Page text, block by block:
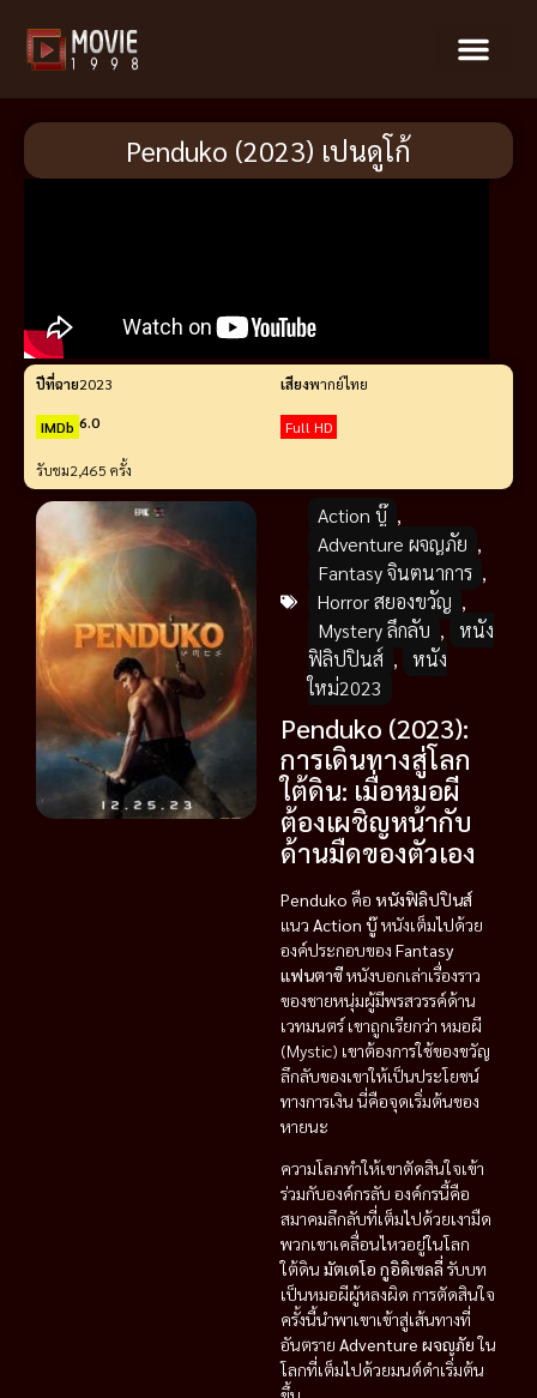
Penduko (2023) เปนดูโก้
ปีที่ฉาย2023 เสียงพากย์ไทย
IMDb 6.0 Full HD
รับชม2,465 ครั้ง
Action บู๊ ,
Adventure ผจญภัย ,
Fantasy จินตนาการ ,
Horror สยองขวัญ ,
Mystery ลึกลับ ,
หนัง
ฟิลิปปินส์ ,
หนัง
ใหม่2023
Penduko (2023):
การเดินทางสู่โลก
ใต้ดิน: เมื่อหมอผี
ต้องเผชิญหน้ากับ
ด้านมืดของตัวเอง
Penduko คือ หนังฟิลิปปินส์
แนว Action บู๊หนังเต็มไปด้วย
องค์ประกอบของ Fantasy
แฟนตาซีหนังบอกเล่าเรื่องราว
ของชายหนุ่มผู้มีพรสวรรค์ด้าน
เวทมนตร์ เขาถูกเรียกว่า หมอผี
(Mystic) เขาต้องการใช้ของขวัญ
ลึกลับของเขาให้เป็นประโยชน์
ทางการเงิน นี่คือจุดเริ่มต้นของ
หายนะ
ความโลภทำให้เขาตัดสินใจเข้า
ร่วมกับองค์กรลับ องค์กรนี้คือ
สมาคมลึกลับที่เต็มไปด้วยเงามืด
พวกเขาเคลื่อนไหวอยู่ในโลก
ใต้ดิน มัตเตโอ กูอิดิเซลลี่ รับบท
เป็นหมอผีผู้หลงผิด การตัดสินใจ
ครั้งนี้นำพาเขาเข้าสู่เส้นทางที่
อันตราย Adventure ผจญภัยใน
โลกที่เต็มไปด้วยมนต์ดำเริ่มต้น